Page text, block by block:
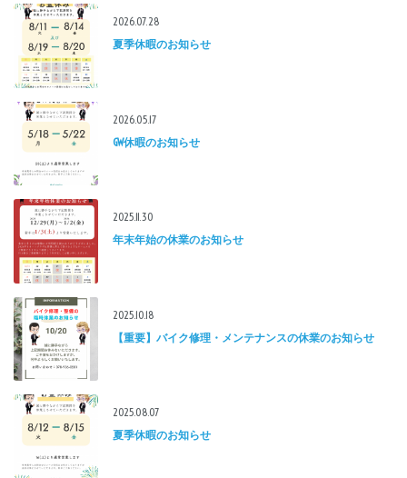
2026.07.28
夏季休暇のお知らせ
2026.05.17
GW休暇のお知らせ
2025.11.30
年末年始の休業のお知らせ
2025.10.18
【重要】バイク修理・メンテナンスの休業のお知らせ
2025.08.07
夏季休暇のお知らせ